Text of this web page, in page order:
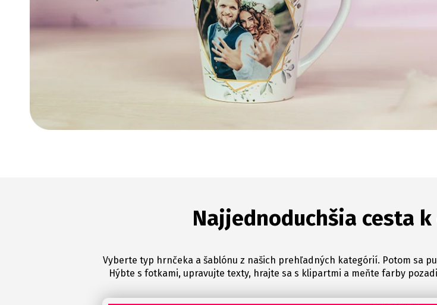
Najjednoduchšia cesta
Vyberte typ hrnčeka a šablónu z našich prehľadných kategórií. Potom sa
Hýbte s fotkami, upravujte texty, hrajte sa s klipartmi a meňte farby